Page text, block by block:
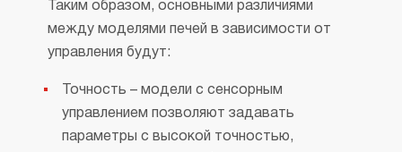
Таким образом, основными различиями
между моделями печей в зависимости от
управления будут:
Точность – модели с сенсорным
управлением позволяют задавать
параметры с высокой точностью,